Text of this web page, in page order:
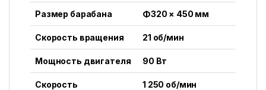
Размер барабана Φ320 × 450 мм
Скорость вращения 21 об/мин
Мощность двигателя 90 Вт
Скорость
1 250 об/мин